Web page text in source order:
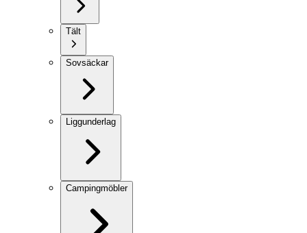
Tält
Sovsäckar
Liggunderlag
Campingmöbler